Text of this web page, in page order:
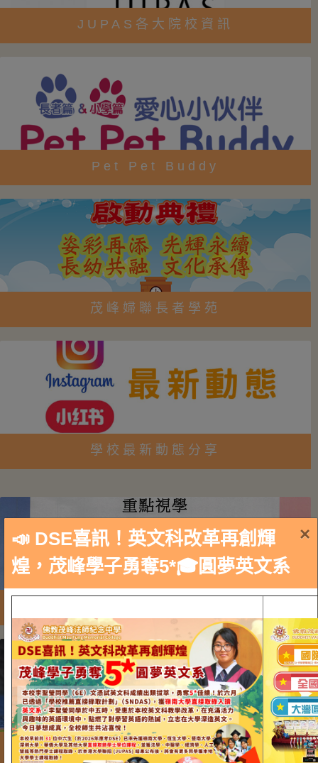
JUPAS各大院校資訊
Pet Pet Buddy
茂峰婦聯長者學苑
學校最新動態分享
學生獎項
📣 DSE喜訊！英文科改革再創輝
煌，茂峰學子勇奪5*🎓圓夢英文系
×